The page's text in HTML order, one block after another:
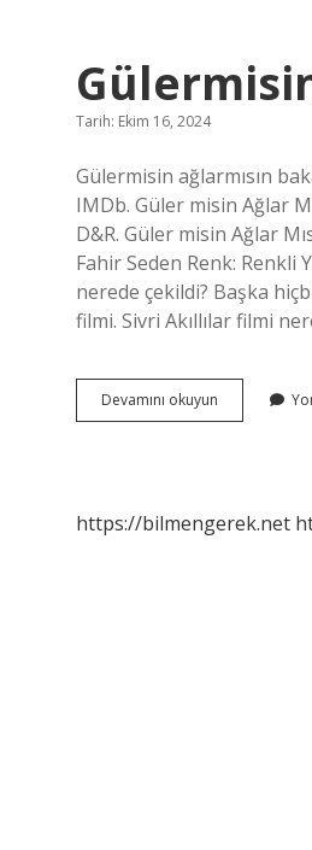
Tarih: Ekim 16, 2024
Gülermisin ağlarmısın
IMDb. Güler misin Ağlar
D&R. Güler misin Ağlar
Fahir Seden Renk: Renkli
nerede çekildi? Başka
filmi. Sivri Akıllılar filmi
Devamını okuyun Gülermisin
Ağlarmısın
https://bilmengerek.net